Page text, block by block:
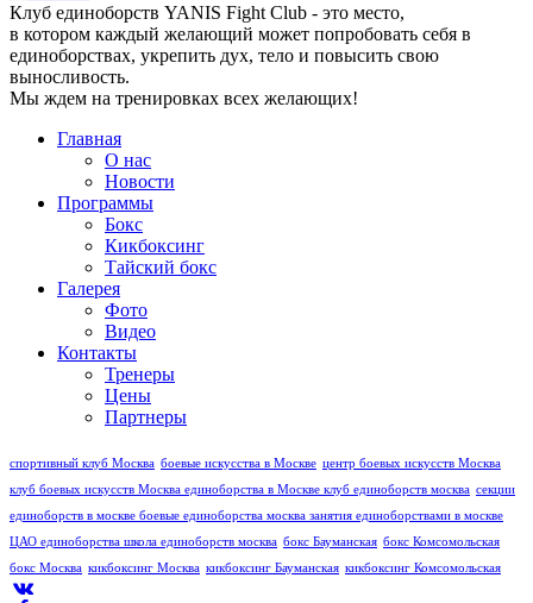
Клуб единоборств YANIS Fight Club - это место,
в котором каждый желающий может попробовать себя в
единоборствах, укрепить дух, тело и повысить свою
выносливость.
Мы ждем на тренировках всех желающих!
Главная
О нас
Новости
Программы
Бокс
Кикбоксинг
Тайский бокс
Галерея
Фото
Видео
Контакты
Тренеры
Цены
Партнеры
спортивный клуб Москва боевые искусства в Москве центр боевых искусств Москва
клуб боевых искусств Москва единоборства в Москве клуб единоборств москва секции
единоборств в москве боевые единоборства москва занятия единоборствами в москве
ЦАО единоборства школа единоборств москва бокс Бауманская бокс Комсомольская
бокс Москва кикбоксинг Москва кикбоксинг Бауманская кикбоксинг Комсомольская